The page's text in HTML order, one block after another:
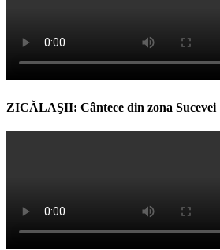
ZICĂLAŞII: Cântece din zona Sucevei